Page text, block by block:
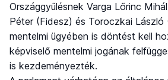
Országgyűlésnek Varga Lőrinc
Péter (Fidesz) és Toroczkai László
mentelmi ügyében is döntést kell
képviselő mentelmi jogának
is kezdeményezték.